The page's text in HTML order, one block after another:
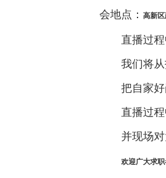
会地点： 高新
直播过
我们将
把自家
直播过
并现场
欢迎广大求